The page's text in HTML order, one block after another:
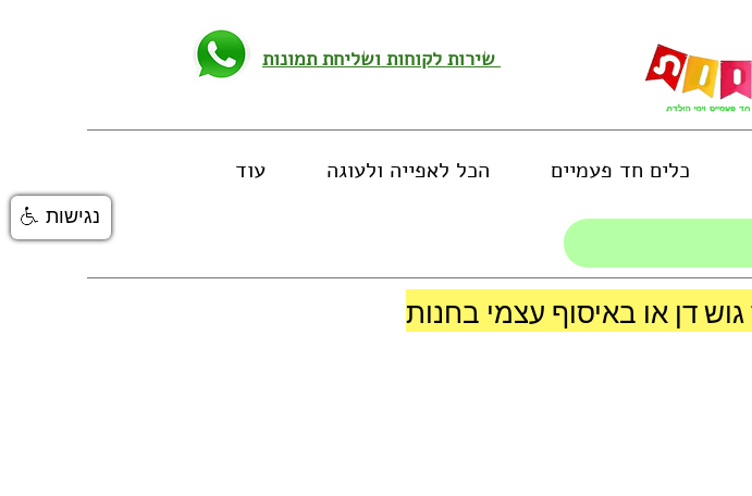
כלים חד פעמיים הכל לאפייה ולעוגה עוד
נגישות